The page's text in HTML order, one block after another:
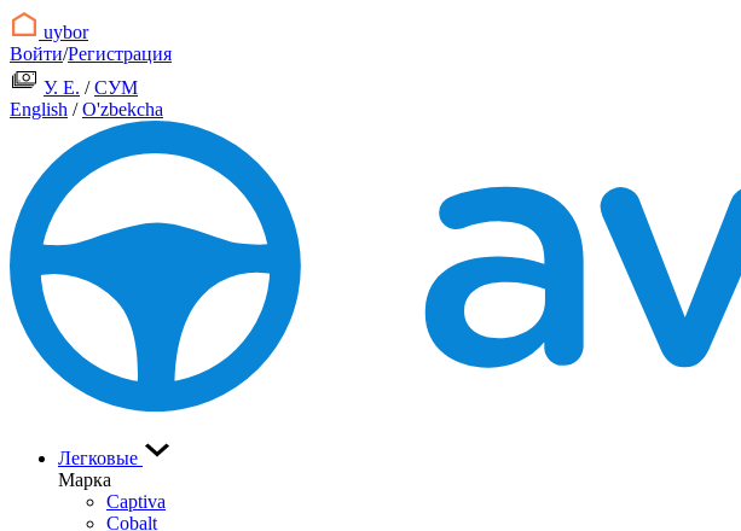
uybor
Войти/Регистрация
У. Е. /СУМ
English /O'zbekcha
Легковые
Марка
Captiva
Cobalt